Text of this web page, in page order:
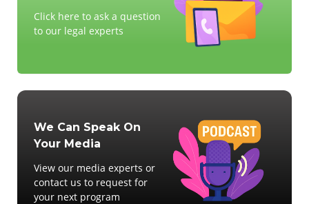
Click here to ask a question
to our legal experts
We Can Speak On
Your Media
View our media experts or
contact us to request for
your next program